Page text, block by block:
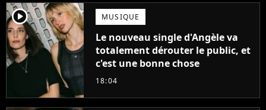
player2 MUSIQUE
Le nouveau single d'Angèle va
totalement dérouter le public, et
c'est une bonne chose
18:04